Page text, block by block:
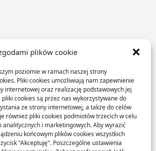
plików cookie
poziomie w ramach naszej strony
Pliki cookies umożliwiają nam zapewnienie
internetowej oraz realizację podstawowych jej
cookies są przez nas wykorzystywane do
ze strony internetowej, a także do celów
również pliki cookies podmiotów trzecich w celu
i marketingowych. Aby wyrazić
końcowym plików cookies wszystkich
"Akceptuję". Poszczególne ustawienia